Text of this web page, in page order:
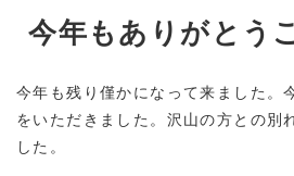
今年もありがとう
今年も残り僅かになって来ました。
をいただきました。沢山の方との別
した。